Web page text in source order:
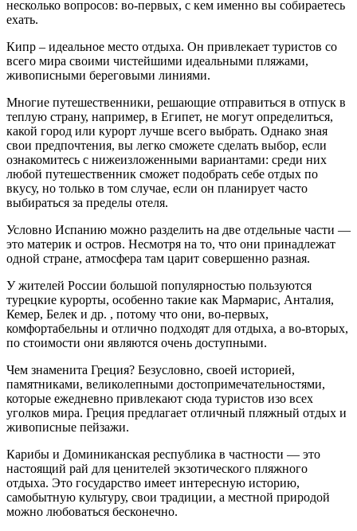
несколько вопросов: во-первых, с кем именно вы собираетесь
ехать.
Кипр – идеальное место отдыха. Он привлекает туристов со
всего мира своими чистейшими идеальными пляжами,
живописными береговыми линиями.
Многие путешественники, решающие отправиться в отпуск в
теплую страну, например, в Египет, не могут определиться,
какой город или курорт лучше всего выбрать. Однако зная
свои предпочтения, вы легко сможете сделать выбор, если
ознакомитесь с нижеизложенными вариантами: среди них
любой путешественник сможет подобрать себе отдых по
вкусу, но только в том случае, если он планирует часто
выбираться за пределы отеля.
Условно Испанию можно разделить на две отдельные части —
это материк и остров. Несмотря на то, что они принадлежат
одной стране, атмосфера там царит совершенно разная.
У жителей России большой популярностью пользуются
турецкие курорты, особенно такие как Мармарис, Анталия,
Кемер, Белек и др. , потому что они, во-первых,
комфортабельны и отлично подходят для отдыха, а во-вторых,
по стоимости они являются очень доступными.
Чем знаменита Греция? Безусловно, своей историей,
памятниками, великолепными достопримечательностями,
которые ежедневно привлекают сюда туристов изо всех
уголков мира. Греция предлагает отличный пляжный отдых и
живописные пейзажи.
Карибы и Доминиканская республика в частности — это
настоящий рай для ценителей экзотического пляжного
отдыха. Это государство имеет интересную историю,
самобытную культуру, свои традиции, а местной природой
можно любоваться бесконечно.